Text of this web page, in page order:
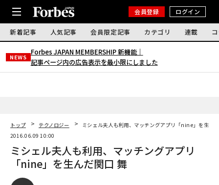
会員登録 ログイン
新着記事 人気記事 会員限定記事 カテゴリ 連載
NEWS
Forbes JAPAN MEMBERSHIP 新機能｜
記事ページ内の広告表示を最小限にしました
トップ テクノロジー
ミシェル夫人も利用、マッチングアプリ「nine」を生ん
2016.06.09 10:00
ミシェル夫人も利用、マッチングアプリ
「nine」を生んだ関口 舞